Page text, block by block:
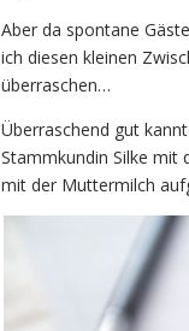
Aber da spontane
ich diesen kleinen
überraschen…
Überraschend gut
Stammkundin Silke mit
mit der Muttermilch